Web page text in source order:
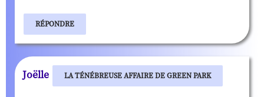
RÉPONDRE
Joëlle LA TÉNÉBREUSE AFFAIRE DE GREEN PARK